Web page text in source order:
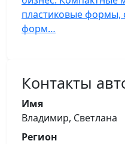
пластиковые формы,
форм…
Контакты
Имя
Владимир, Светлана
Регион